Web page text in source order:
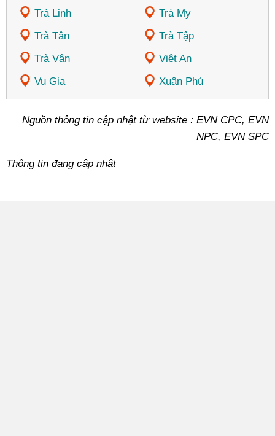
Trà Linh
Trà My
Trà Tân
Trà Tập
Trà Vân
Việt An
Vu Gia
Xuân Phú
Nguồn thông tin cập nhật từ website : EVN CPC, EVN
NPC, EVN SPC
Thông tin đang cập nhật